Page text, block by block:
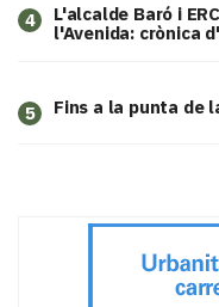
4
L'alcalde Baró i
l'Avenida: crònica
5 Fins a la punta de